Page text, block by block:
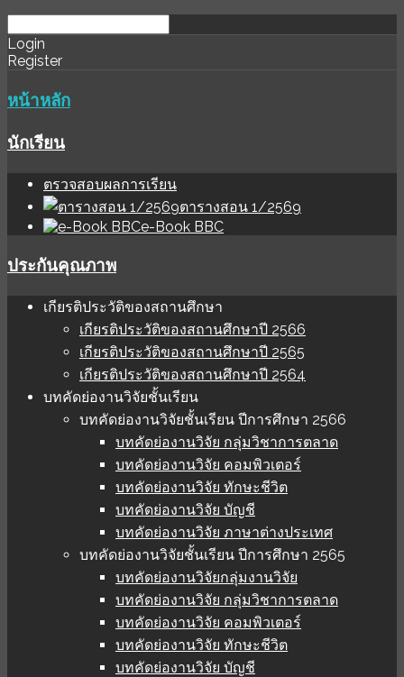
download
software
ihale
sınır
Login
Register
หน้าหลัก
นักเรียน
ตรวจสอบผลการเรียน
ตารางสอน 1/2569
e-Book BBC
ประกันคุณภาพ
เกียรติประวัติของสถานศึกษา
เกียรติประวัติของสถานศึกษาปี 2566
เกียรติประวัติของสถานศึกษาปี 2565
เกียรติประวัติของสถานศึกษาปี 2564
บทคัดย่องานวิจัยชั้นเรียน
บทคัดย่องานวิจัยชั้นเรียน ปีการศึกษา 2566
บทคัดย่องานวิจัย กลุ่มวิชาการตลาด
บทคัดย่องานวิจัย คอมพิวเตอร์
บทคัดย่องานวิจัย ทักษะชีวิต
บทคัดย่องานวิจัย บัญชี
บทคัดย่องานวิจัย ภาษาต่างประเทศ
บทคัดย่องานวิจัยชั้นเรียน ปีการศึกษา 2565
บทคัดย่องานวิจัยกลุ่มงานวิจัย
บทคัดย่องานวิจัย กลุ่มวิชาการตลาด
บทคัดย่องานวิจัย คอมพิวเตอร์
บทคัดย่องานวิจัย ทักษะชีวิต
บทคัดย่องานวิจัย บัญชี